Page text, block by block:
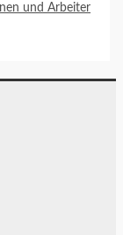
und Arbeiter